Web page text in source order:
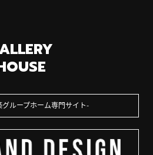
グループホーム専門サイト